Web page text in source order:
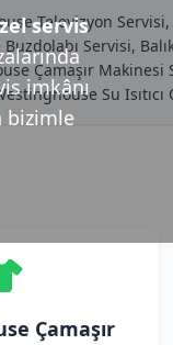
servis
imkânı
bizimle
Televizyon
Servisi,
Çamaşır
Su Isıtıcı
Çamaşır